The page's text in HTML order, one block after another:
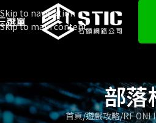
Skip to navigation
Skip to main content
選單
部落
首頁 遊戲攻略 RF